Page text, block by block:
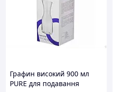
Графин високий 900 мл
PURE для подавання